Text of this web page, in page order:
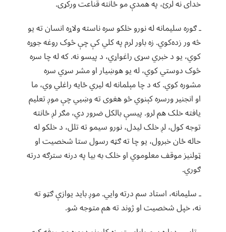
خدای نه لرئ، په همدې مو ځانته قناعت ورکړی.
ـ ګوره سلیمانه له نورو خلکو سره ناسته ولاړه انسان ته یو
څه ور زده‌کوي. زه باور لرم په کلي کې چې څوک روغه جوړه
کوي، یو د خبري سړی راغواړي، د پیسو نه. که له چا سره
څوک دوستي کوي، له یو هوښیار او مشر سړي سره
مشوره کوي. که د چا مېلمانه له لیري ځایه راغلي وي، ما
او انجنیر ورسره کېنوي څو هغوی ته وښيي چې موږ تعلیم
یافته خلک هم لرو. پیسې بالکل ضرور دي، مګر لږ ځانته
توجه کول، لږ خلک لیدل، نورو سیمو ته تلل، د خلکو له
حاله ځان خبرول، یو چا ته ګټه رسول ستا شخصیت او
ټولنیز موقف معلوموي او خلک به بیا په درنه سترګه درته
ګوري.
ـ سلیمانه، استاد سم درته وایي. موږ باید یوازې ګټو ته
نه، خپل شخصیت او ژوند ته هم متوجه شو.